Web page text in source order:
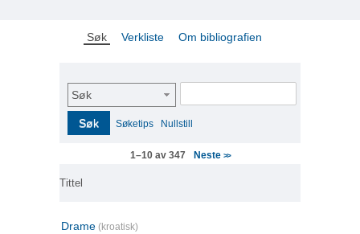
Søk Verkliste Om bibliografien
Søk
Søk Søketips Nullstill
1–10 av 347 Neste >>
Tittel
Drame (kroatisk)